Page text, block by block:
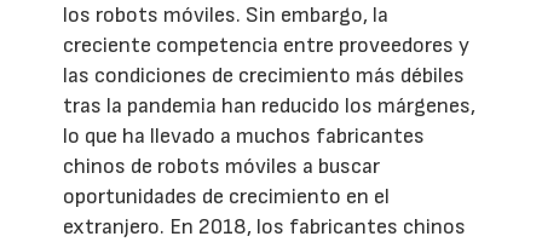
los robots móviles. Sin embargo, la
creciente competencia entre proveedores y
las condiciones de crecimiento más débiles
tras la pandemia han reducido los márgenes,
lo que ha llevado a muchos fabricantes
chinos de robots móviles a buscar
oportunidades de crecimiento en el
extranjero. En 2018, los fabricantes chinos